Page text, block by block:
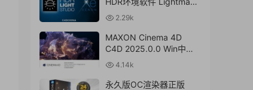
HDR Light Studio Xenon
V8.2.2.2024.0701 Win破
解版 + 接口插件
2.29k
MAXON Cinema 4D
C4D 2025.0.0 Win中文
版/英文版/破解版
4.14k
永久版OC渲染器正版